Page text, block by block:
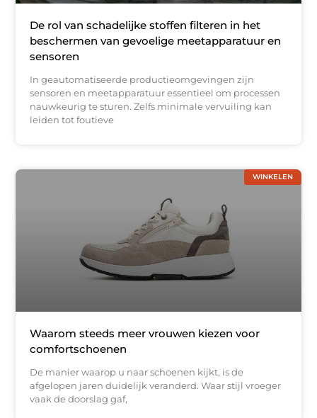
De rol van schadelijke stoffen filteren in het
beschermen van gevoelige meetapparatuur en
sensoren
In geautomatiseerde productieomgevingen zijn
sensoren en meetapparatuur essentieel om processen
nauwkeurig te sturen. Zelfs minimale vervuiling kan
leiden tot foutieve
WINKELEN
Waarom steeds meer vrouwen kiezen voor
comfortschoenen
De manier waarop u naar schoenen kijkt, is de
afgelopen jaren duidelijk veranderd. Waar stijl vroeger
vaak de doorslag gaf,